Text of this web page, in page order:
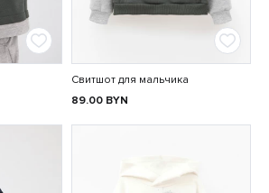
Свитшот для мальчика
89.00 BYN